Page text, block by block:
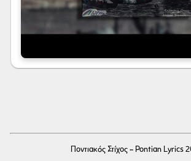
Ποντιακός Στίχος - Pontian Lyrics